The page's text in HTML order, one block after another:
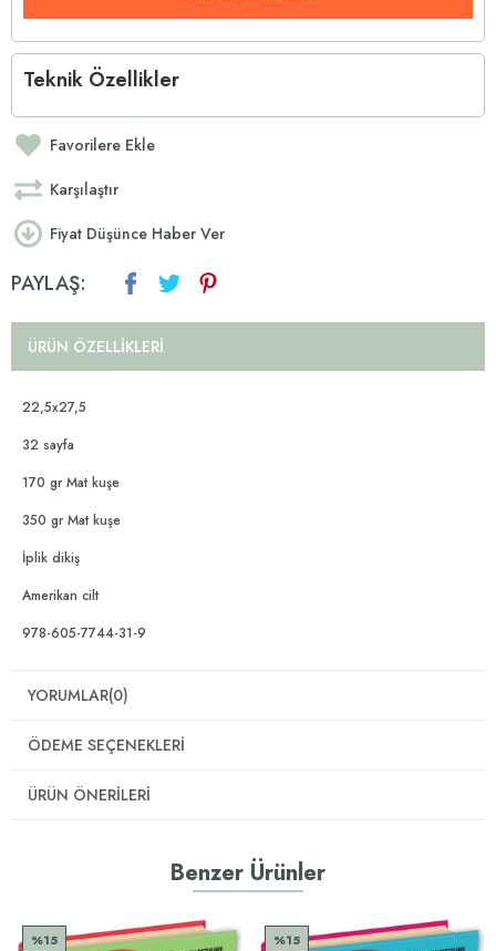
Teknik Özellikler
Favorilere Ekle
Karşılaştır
Fiyat Düşünce Haber Ver
PAYLAŞ:
ÜRÜN ÖZELLIKLERI
22,5x27,5
32 sayfa
170 gr Mat kuşe
350 gr Mat kuşe
İplik dikiş
Amerikan cilt
978-605-7744-31-9
YORUMLAR(0)
ÖDEME SEÇENEKLERI
ÜRÜN ÖNERILERI
Benzer Ürünler
%15 %15